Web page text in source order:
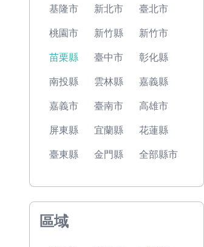
基隆市 新北市 臺北市
桃園市 新竹縣 新竹市
苗栗縣 臺中市 彰化縣
南投縣 雲林縣 嘉義縣
嘉義市 臺南市 高雄市
屏東縣 宜蘭縣 花蓮縣
臺東縣 金門縣 全部縣市
區域